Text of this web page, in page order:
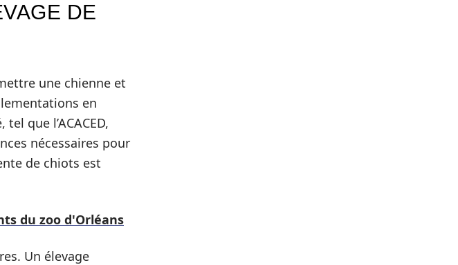
DE
une chienne et
en
que l’ACACED,
nécessaires pour
de chiots est
du zoo d'Orléans
Un élevage